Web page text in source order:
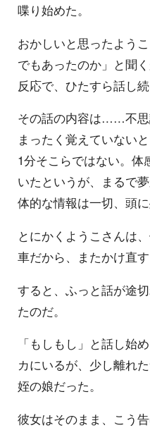
喋り始めた。
おかしいと思ったよう
でもあったのか」と聞
反応で、ひたすら話し続
その話の内容は……不思
まったく覚えていない
1分そこらではない。体
いたというが、まるで
体的な情報は一切、頭
とにかくようこさんは
車だから、またかけ直す
すると、ふっと話が途
たのだ。
「もしもし」と話し始
カにいるが、少し離れ
姪の娘だった。
彼女はそのまま、こう告